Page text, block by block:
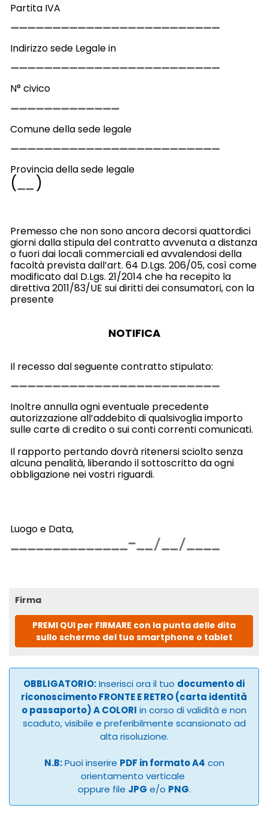
Partita IVA
Indirizzo sede Legale in
N° civico
Comune della sede legale
Provincia della sede legale
( )
Premesso che non sono ancora decorsi quattordici
giorni dalla stipula del contratto avvenuta a distanza
o fuori dai locali commercialied avvalendosi della
facoltà prevista dall’art. 64 D.Lgs. 206/05, così come
modificato dal D.Lgs. 21/2014 che ha recepito la
direttiva 2011/83/UE sui diritti dei consumatori, con la
presente
NOTIFICA
Il recesso dal seguente contratto stipulato:
Inoltre annulla ogni eventuale precedente
autorizzazione all’addebito di qualsivoglia importo
sulle carte di credito o sui conti correnti comunicati.
Il rapporto pertando dovrà ritenersi sciolto senza
alcuna penalità, liberando il sottoscritto da ogni
obbligazione nei vostri riguardi.
Luogo e Data,
Firma
PREMI QUI per FIRMARE con la punta delle dita
sullo schermo del tuo smartphone o tablet
OBBLIGATORIO:Inserisci ora il tuo documento di
riconoscimento FRONTE E RETRO (carta identità
o passaporto) A COLORI in corso di validità e non
scaduto, visibile e preferibilmente scansionato ad
alta risoluzione.
N.B:Puoi inserire PDF in formato A4 con
orientamento verticale
oppure file JPG e/o PNG.